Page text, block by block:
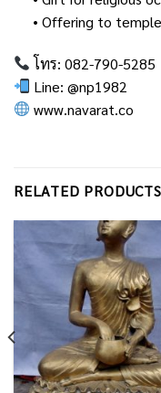
• Offering to
โทร: 082-790-5285
Line: @np1982
www.navarat.co
RELATED PRODUCTS